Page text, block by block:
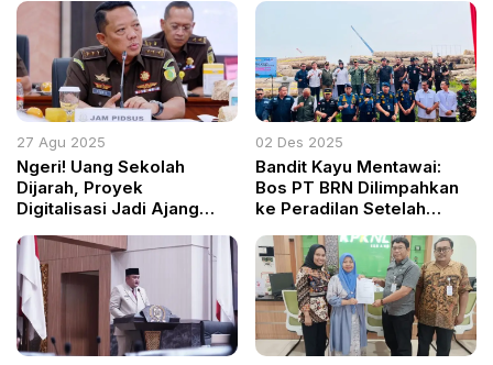
Narkoba
27 Agu 2025
Ngeri! Uang Sekolah
Dijarah, Proyek
Digitalisasi Jadi Ajang
02 Des 2025
Bandit Kayu Mentawai:
Bos PT BRN Dilimpahkan
ke Peradilan Setelah
Kayu dan Alat Berat